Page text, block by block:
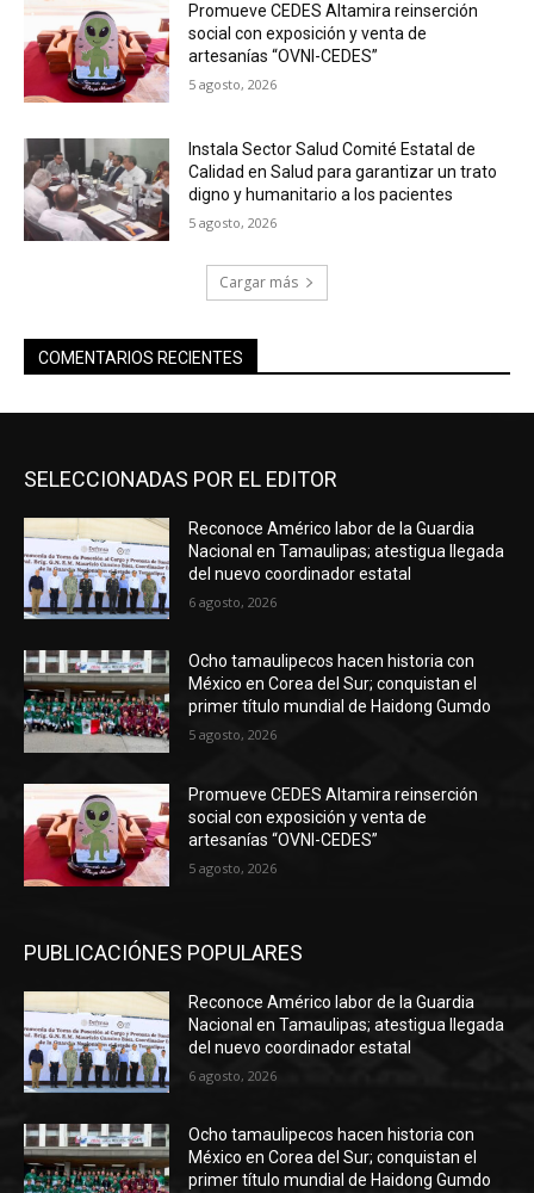
Promueve CEDES Altamira reinserción
social con exposición y venta de
artesanías “OVNI-CEDES”
5 agosto, 2026
Instala Sector Salud Comité Estatal de
Calidad en Salud para garantizar un trato
digno y humanitario a los pacientes
5 agosto, 2026
Cargar más
COMENTARIOS RECIENTES
SELECCIONADAS POR EL EDITOR
Reconoce Américo labor de la Guardia
Nacional en Tamaulipas; atestigua llegada
del nuevo coordinador estatal
6 agosto, 2026
Ocho tamaulipecos hacen historia con
México en Corea del Sur; conquistan el
primer título mundial de Haidong Gumdo
5 agosto, 2026
Promueve CEDES Altamira reinserción
social con exposición y venta de
artesanías “OVNI-CEDES”
5 agosto, 2026
PUBLICACIÓNES POPULARES
Reconoce Américo labor de la Guardia
Nacional en Tamaulipas; atestigua llegada
del nuevo coordinador estatal
6 agosto, 2026
Ocho tamaulipecos hacen historia con
México en Corea del Sur; conquistan el
primer título mundial de Haidong Gumdo